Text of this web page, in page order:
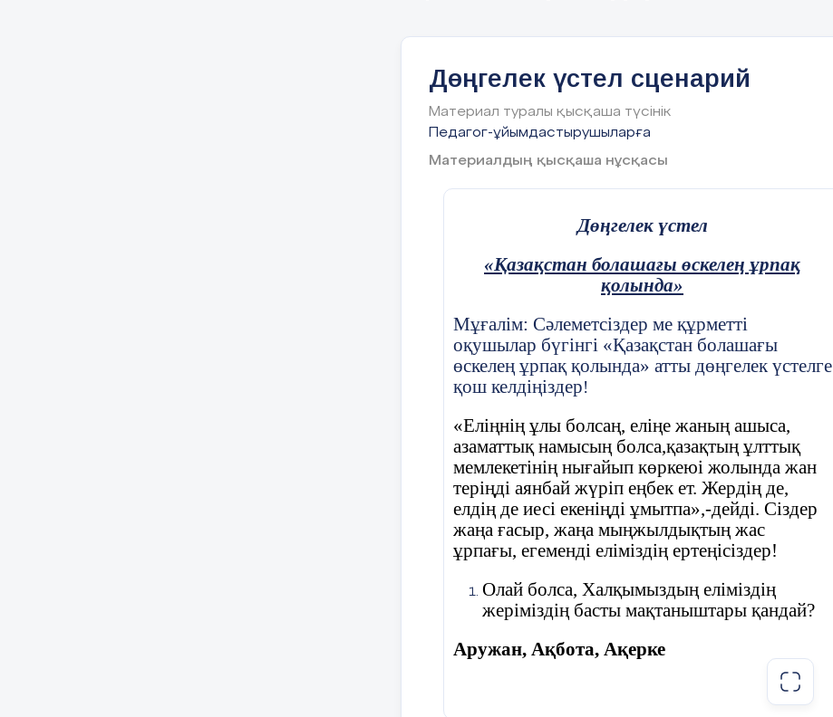
Абдуллина Г.Е., руководитель клуба
Дөңгелек үстел сценарий
Материал туралы қысқаша түсінік
Педагог-ұйымдастырушыларға
Материалдың қысқаша нұсқасы
Дөңгелек үстел
«Қазақстан болашағы өскелең ұрпақ
қолында»
Мұғалім: Сәлеметсіздер ме құрметті
оқушылар бүгінгі «Қазақстан болашағы
өскелең ұрпақ қолында» атты дөңгелек үстелге
қош келдіңіздер!
«Еліңнің ұлы болсаң, еліңе жаның ашыса,
азаматтық намысың болса,қазақтың ұлттық
мемлекетінің нығайып көркеюі жолында жан
теріңді аянбай жүріп еңбек ет. Жердің де,
елдің де иесі екеніңді ұмытпа»,-дейді. Сіздер
жаңа ғасыр, жаңа мыңжылдықтың жас
ұрпағы, егеменді еліміздің ертеңісіздер!
Олай болса, Халқымыздың еліміздің
жеріміздің басты мақтаныштары қандай?
Аружан, Ақбота, Ақерке